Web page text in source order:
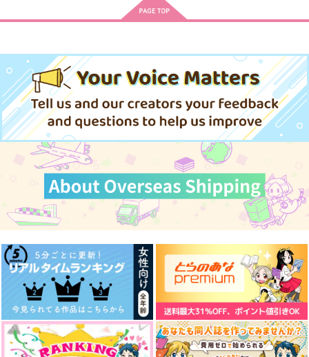
雨やどり攻防戦！
すのこのす
（税込）
氷室一紀×主人公
サンプル
作品詳細
めんどくさくていとお
週末
472円（税込）
設楽聖司×主人公
サンプル
作品詳細
心を込めて、君へ
雨のち晴れ
880円（税込）
氷室一紀×主人公
サンプル
作品詳細
バード 4
Jパブリッシング
902円（税込）
サンプル
作品詳細
バード 3
Jパブリッシング
サンプル
バード 1
Jパブリッシング
825 （税込）
サンプル
30までに死にたい
Jパブリッシング